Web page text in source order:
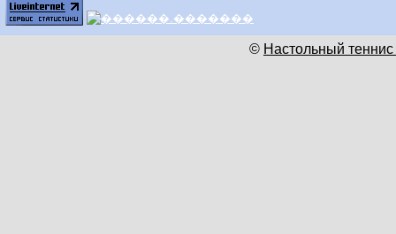
© Настольный